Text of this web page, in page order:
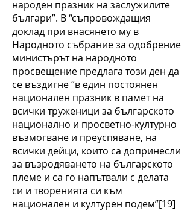
народен празник на заслужилите
българи”. В “съпровождащия
доклад при внасянето му в
Народното събрание за одобрение
министърът на народното
просвещение предлага този ден да
се въздигне “в един постоянен
национален празник в памет на
всички труженици за българското
национално и просветно-културно
възмогване и преуспяване, на
всички дейци, които са допринесли
за възродяването на българското
племе и са го напътвали с делата
си и творенията си към
национален и културен подем”[19]